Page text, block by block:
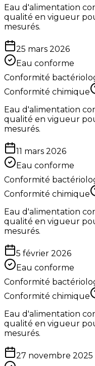
Eau d'alimentation
qualité en vigueur
mesurés.
25 mars 2026
Eau conforme
Conformité
Conformité chimique
Eau d'alimentation
qualité en vigueur
mesurés.
11 mars 2026
Eau conforme
Conformité
Conformité chimique
Eau d'alimentation
qualité en vigueur
mesurés.
5 février 2026
Eau conforme
Conformité
Conformité chimique
Eau d'alimentation
qualité en vigueur
mesurés.
27 novembre 2025